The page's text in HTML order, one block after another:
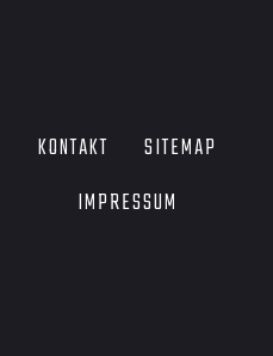
KONTAKT
SITEMAP
IMPRESSUM